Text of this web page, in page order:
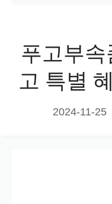
푸고부
고 특별
2024-11-25